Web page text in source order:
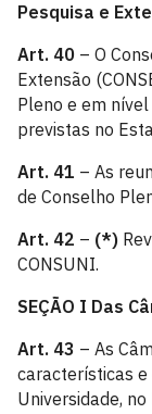
Pesquisa e
Art. 40 – O
Extensão
Pleno e em
previstas no
Art. 41 – As
de Conselho
Art. 42 – (*)
CONSUNI.
SEÇÃO I Das
Art. 43 – As
características
Universidade,